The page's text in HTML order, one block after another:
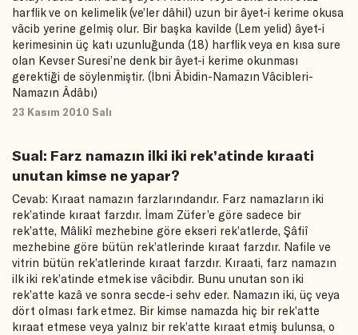
harflik ve on kelimelik (ve’ler dâhil) uzun bir âyet-i kerime okusa
vâcib yerine gelmiş olur. Bir başka kavilde (Lem yelid) âyet-i
kerimesinin üç katı uzunluğunda (18) harflik veya en kısa sure
olan Kevser Suresi’ne denk bir âyet-i kerime okunması
gerektiği de söylenmiştir. (İbni Âbidin-Namazın Vâcibleri-
Namazın Âdâbı)
23 Kasım 2010 Salı
Sual: Farz namazın ilki iki rek’atinde kıraati
unutan kimse ne yapar?
Cevab: Kıraat namazın farzlarındandır. Farz namazların iki
rek’atinde kıraat farzdır. İmam Züfer’e göre sadece bir
rek’atte, Mâlikî mezhebine göre ekseri rek’atlerde, Şâfiî
mezhebine göre bütün rek’atlerinde kıraat farzdır. Nafile ve
vitrin bütün rek’atlerinde kıraat farzdır. Kıraati, farz namazın
ilk iki rek’atinde etmek ise vâcibdir. Bunu unutan son iki
rek’atte kazâ ve sonra secde-i sehv eder. Namazın iki, üç veya
dört olması fark etmez. Bir kimse namazda hiç bir rek’atte
kıraat etmese veya yalnız bir rek’atte kıraat etmiş bulunsa, o